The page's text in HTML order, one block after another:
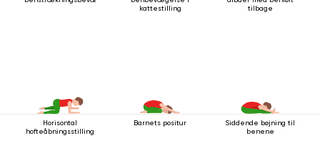
kattestilling
tilbage
Horisontal
hofteåbningsstilling
Barnets positur
Siddende bøjning til
benene